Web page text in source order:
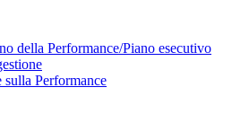
della Performance/Piano esecutivo
sulla Performance